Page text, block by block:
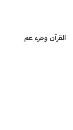
القرآن وجزء عم